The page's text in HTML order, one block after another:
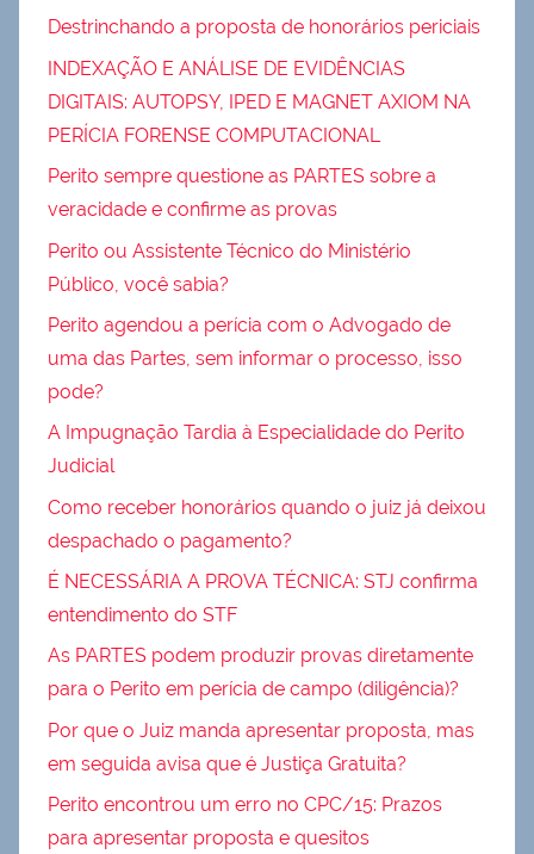
Destrinchando a proposta de honorários periciais
INDEXAÇÃO E ANÁLISE DE EVIDÊNCIAS
DIGITAIS: AUTOPSY, IPED E MAGNET AXIOM NA
PERÍCIA FORENSE COMPUTACIONAL
Perito sempre questione as PARTES sobre a
veracidade e confirme as provas
Perito ou Assistente Técnico do Ministério
Público, você sabia?
Perito agendou a perícia com o Advogado de
uma das Partes, sem informar o processo, isso
pode?
A Impugnação Tardia à Especialidade do Perito
Judicial
Como receber honorários quando o juiz já deixou
despachado o pagamento?
É NECESSÁRIA A PROVA TÉCNICA: STJ confirma
entendimento do STF
As PARTES podem produzir provas diretamente
para o Perito em perícia de campo (diligência)?
Por que o Juiz manda apresentar proposta, mas
em seguida avisa que é Justiça Gratuita?
Perito encontrou um erro no CPC/15: Prazos
para apresentar proposta e quesitos